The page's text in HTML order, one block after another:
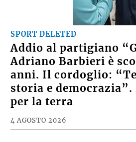
SPORT DELETED
Addio al partigiano
Adriano Barbieri è
anni. Il cordoglio:
storia e democrazia”.
per la terra
4 AGOSTO 2026